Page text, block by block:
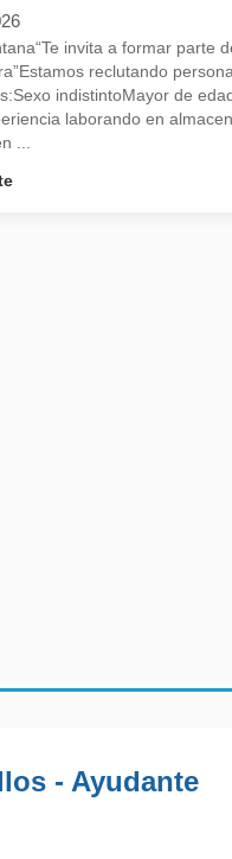
invita a formar parte
reclutando
indistintoMayor de
laborando en almacen
...
- Ayudante